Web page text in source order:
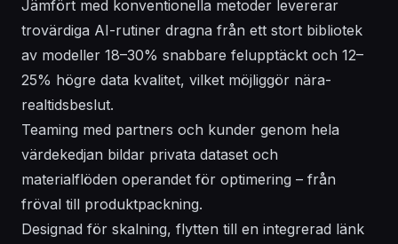
Jämfört med konventionella metoder levererar
trovärdiga AI-rutiner dragna från ett stort bibliotek
av modeller 18–30% snabbare felupptäckt och 12–
25% högre data kvalitet, vilket möjliggör nära-
realtidsbeslut.
Teaming med partners och kunder genom hela
värdekedjan bildar privata dataset och
materialflöden operandet för optimering – från
fröval till produktpackning.
Designad för skalning, flytten till en integrerad länk